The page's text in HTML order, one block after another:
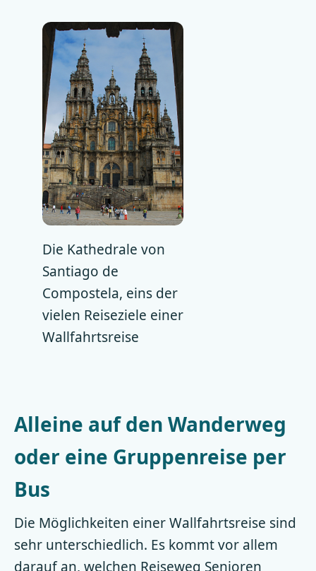
Die Kathedrale von
Santiago de
Compostela, eins der
vielen Reiseziele einer
Wallfahrtsreise
Alleine auf den Wanderweg
oder eine Gruppenreise per
Bus
Die Möglichkeiten einer Wallfahrtsreise sind
sehr unterschiedlich. Es kommt vor allem
darauf an, welchen Reiseweg Senioren